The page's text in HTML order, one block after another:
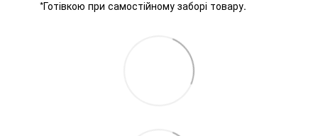
*Готівкою при самостійному заборі товару.